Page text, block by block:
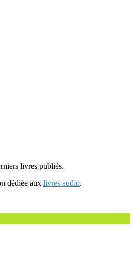
livres publiés.
dédiée aux livres audio.